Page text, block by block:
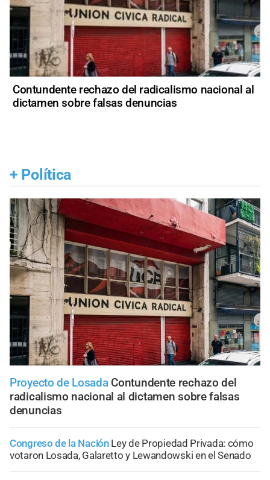
Contundente rechazo del radicalismo nacional al
dictamen sobre falsas denuncias
+ Política
Proyecto de Losada Contundente rechazo del
radicalismo nacional al dictamen sobre falsas
denuncias
Congreso de la Nación Ley de Propiedad Privada: cómo
votaron Losada, Galaretto y Lewandowski en el Senado